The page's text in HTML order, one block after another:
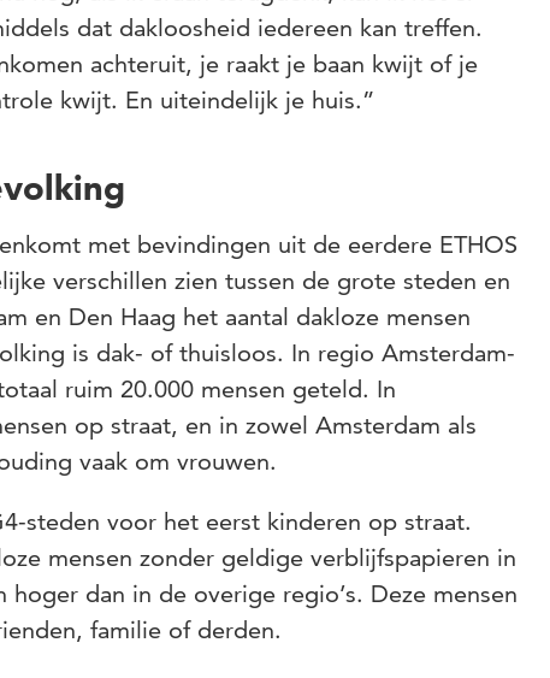
dat dakloosheid iedereen kan treffen.
achteruit, je raakt je baan kwijt of je
kwijt. En uiteindelijk je huis.”
met bevindingen uit de eerdere ETHOS
verschillen zien tussen de grote steden en
en Den Haag het aantal dakloze mensen
is dak- of thuisloos. In regio Amsterdam-
ruim 20.000 mensen geteld. In
op straat, en in zowel Amsterdam als
vaak om vrouwen.
steden voor het eerst kinderen op straat.
mensen zonder geldige verblijfspapieren in
dan in de overige regio’s. Deze mensen
familie of derden.